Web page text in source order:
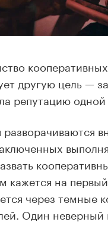
другую цель —
репутацию
кажется на
через темные
Один